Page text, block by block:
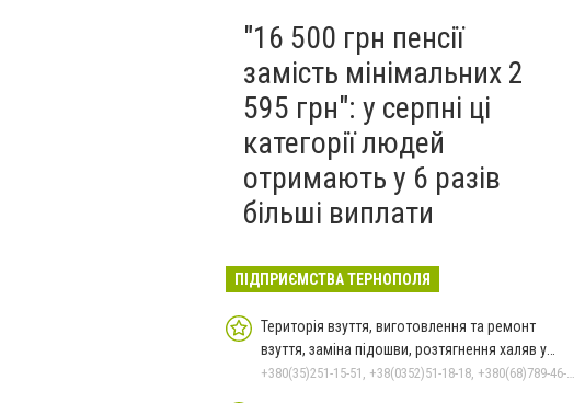
"16 500 грн пенсії
замість мінімальних 2
595 грн": у серпні ці
категорії людей
отримають у 6 разів
більші виплати
ПІДПРИЄМСТВА ТЕРНОПОЛЯ
Територія взуття, виготовлення та ремонт
взуття, заміна підошви, розтягнення халяв у
Тернополі
+380(35)251-15-51, +38(0352)51-18-18, +380(68)789-46-04, +380(95)662-41-09